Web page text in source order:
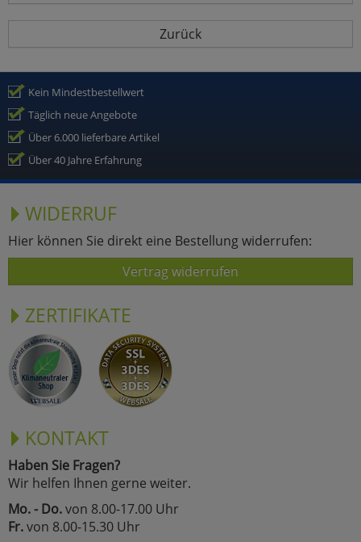
Zurück
Kein Mindestbestellwert
Täglich neue Angebote
Über 6.000 lieferbare Artikel
Über 40 Jahre Erfahrung
WIDERRUF
Hier können Sie direkt eine Bestellung widerrufen:
Vertrag widerrufen
ZERTIFIKATE
KONTAKT
Haben Sie Fragen?
Wir helfen Ihnen gerne weiter.
Mo. - Do.von 8.00-17.00 Uhr
Fr.von 8.00-15.30 Uhr